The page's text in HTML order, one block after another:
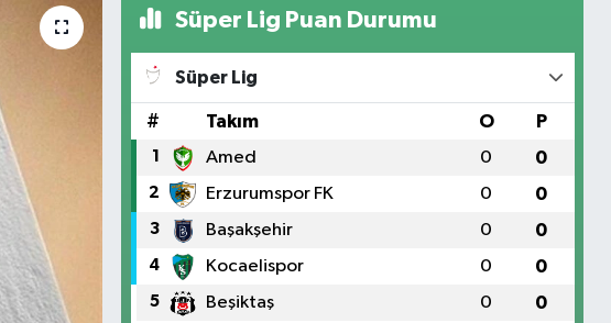
Süper Lig Puan Durumu
Süper Lig
# Takım O P
1 Amed 0 0
2 Erzurumspor FK 0 0
3 Başakşehir 0 0
4 Kocaelispor 0 0
5 Beşiktaş 0 0